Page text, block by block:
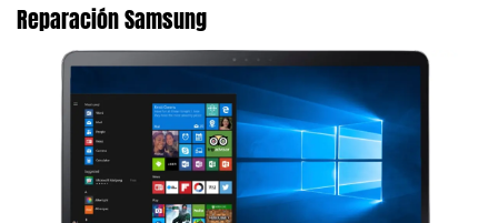
Reparación Samsung